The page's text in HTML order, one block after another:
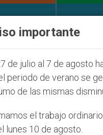
y otros proyectos
importante
de julio al 7 de agosto
periodo de verano se
de las mismas
el trabajo
lunes 10 de agosto.